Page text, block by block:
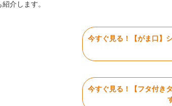
介します。
今すぐ見る！【がま口】
今すぐ見る！【フタ付き